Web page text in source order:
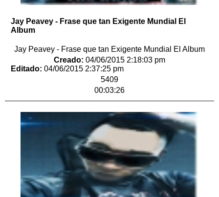
Jay Peavey - Frase que tan Exigente Mundial El
Album
Jay Peavey - Frase que tan Exigente Mundial El Album
Creado: 04/06/2015 2:18:03 pm
Editado: 04/06/2015 2:37:25 pm
5409
00:03:26